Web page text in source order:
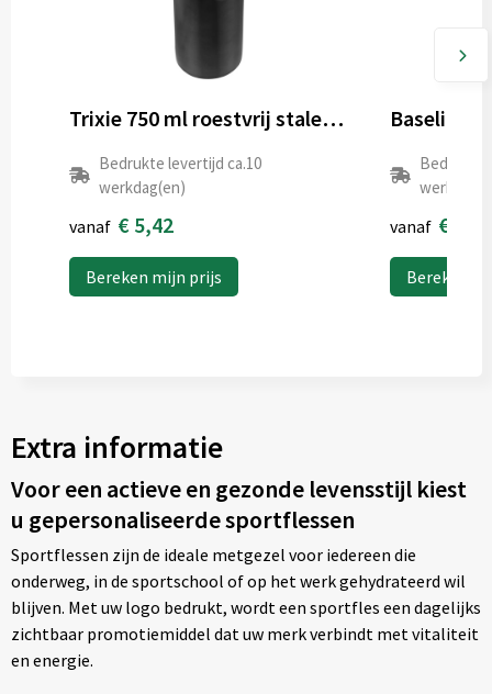
Trixie 750 ml roestvrij stalen sportfles
Bedrukte levertijd ca.10
werkdag(en)
vanaf € 5,42
Bereken mijn prijs
Bedrukte
vanaf €
Bereken
Extra informatie
Voor een actieve en gezonde levensstijl kiest
u gepersonaliseerde sportflessen
Sportflessen zijn de ideale metgezel voor iedereen die
onderweg, in de sportschool of op het werk gehydrateerd wil
blijven. Met uw logo bedrukt, wordt een sportfles een dagelijks
zichtbaar promotiemiddel dat uw merk verbindt met vitaliteit
en energie.